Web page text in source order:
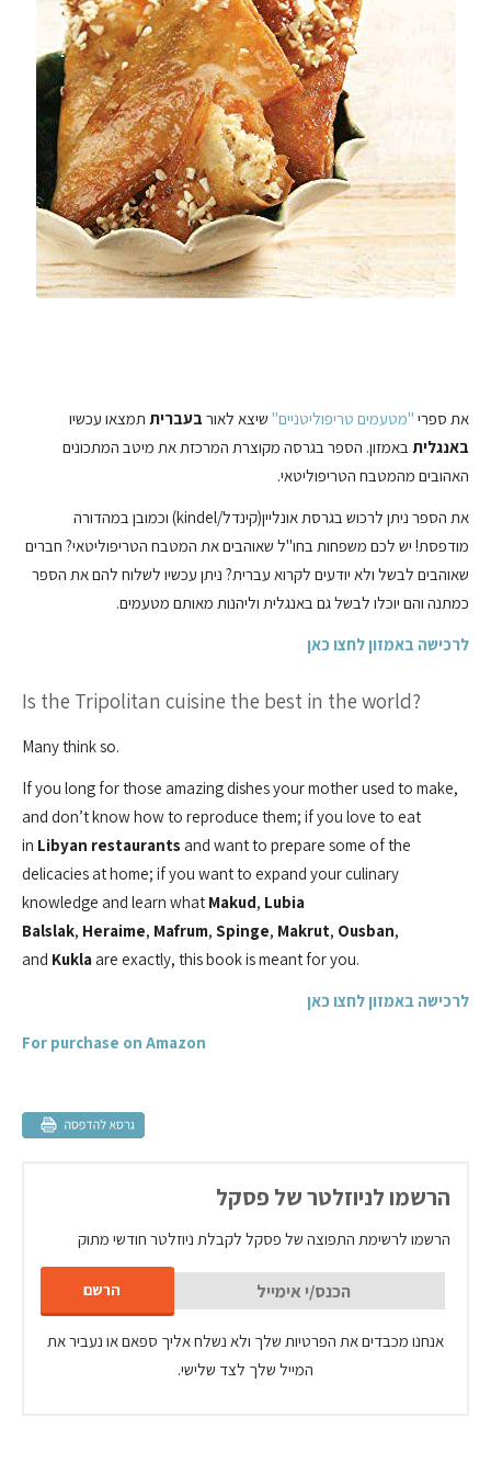
את ספרי "מטעמים טריפוליטניים" שיצא לאור בעברית תמצאו עכשיו
באנגלית באמזון. הספר בגרסה מקוצרת המרכזת את מיטב המתכונים
האהובים מהמטבח הטריפוליטאי.
את הספר ניתן לרכוש בגרסת אונליין(קינדל/kindel) וכמובן במהדורה
מודפסת! יש לכם משפחות בחו"ל שאוהבים את המטבח הטריפוליטאי? חברים
שאוהבים לבשל ולא יודעים לקרוא עברית? ניתן עכשיו לשלוח להם את הספר
כמתנה והם יוכלו לבשל גם באנגלית וליהנות מאותם מטעמים.
לרכישה באמזון לחצו כאן
Is the Tripolitan cuisine the best in the world?
Many think so.
If you long for those amazing dishes your mother used to make,
and don’t know how to reproduce them; if you love to eat
in Libyan restaurants and want to prepare some of the
delicacies at home; if you want to expand your culinary
knowledge and learn what Makud, Lubia
Balslak, Heraime, Mafrum, Spinge, Makrut, Ousban,
and Kukla are exactly, this book is meant for you.
לרכישה באמזון לחצו כאן
For purchase on Amazon
הרשמו לניוזלטר של פסקל
הרשמו לרשימת התפוצה של פסקל לקבלת ניוזלטר חודשי מתוק
אנחנו מכבדים את הפרטיות שלך ולא נשלח אליך ספאם או נעביר את
המייל שלך לצד שלישי.